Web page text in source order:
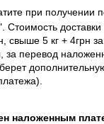
при получении
Стоимость
свыше 5 кг + 4грн
за перевод
наложенным